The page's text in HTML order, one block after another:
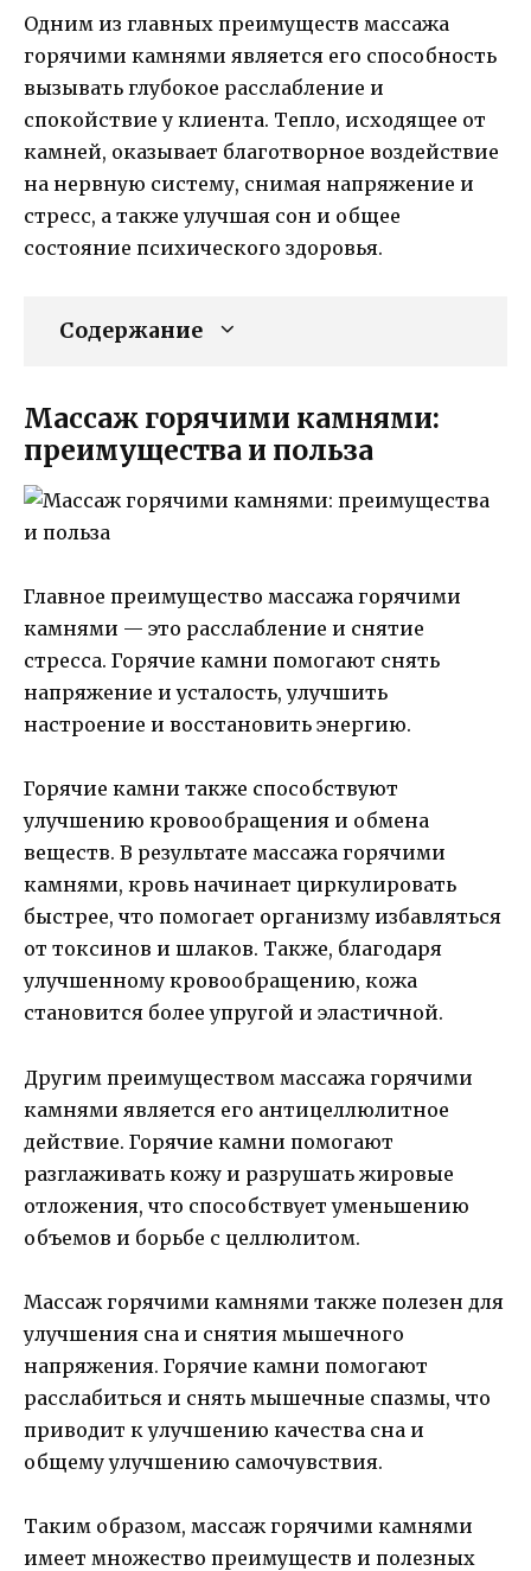
Одним из главных преимуществ массажа
горячими камнями является его способность
вызывать глубокое расслабление и
спокойствие у клиента. Тепло, исходящее от
камней, оказывает благотворное воздействие
на нервную систему, снимая напряжение и
стресс, а также улучшая сон и общее
состояние психического здоровья.
Содержание
Массаж горячими камнями:
преимущества и польза
Главное преимущество массажа горячими
камнями — это расслабление и снятие
стресса. Горячие камни помогают снять
напряжение и усталость, улучшить
настроение и восстановить энергию.
Горячие камни также способствуют
улучшению кровообращения и обмена
веществ. В результате массажа горячими
камнями, кровь начинает циркулировать
быстрее, что помогает организму избавляться
от токсинов и шлаков. Также, благодаря
улучшенному кровообращению, кожа
становится более упругой и эластичной.
Другим преимуществом массажа горячими
камнями является его антицеллюлитное
действие. Горячие камни помогают
разглаживать кожу и разрушать жировые
отложения, что способствует уменьшению
объемов и борьбе с целлюлитом.
Массаж горячими камнями также полезен для
улучшения сна и снятия мышечного
напряжения. Горячие камни помогают
расслабиться и снять мышечные спазмы, что
приводит к улучшению качества сна и
общему улучшению самочувствия.
Таким образом, массаж горячими камнями
имеет множество преимуществ и полезных